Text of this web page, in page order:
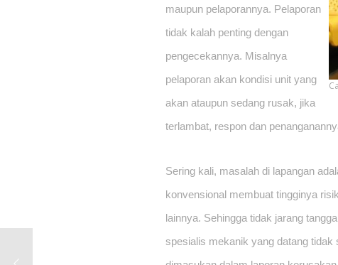
maupun pelaporannya. Pelaporan
tidak kalah penting dengan
pengecekannya. Misalnya
pelaporan akan kondisi unit yang
akan ataupun sedang rusak, jika
terlambat, respon dan
Sering kali, masalah di lapangan
konvensional membuat tingginya
lainnya. Sehingga tidak jarang
spesialis mekanik yang datang